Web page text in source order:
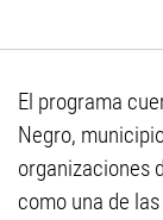
El programa
Negro,
organizaciones
como una de